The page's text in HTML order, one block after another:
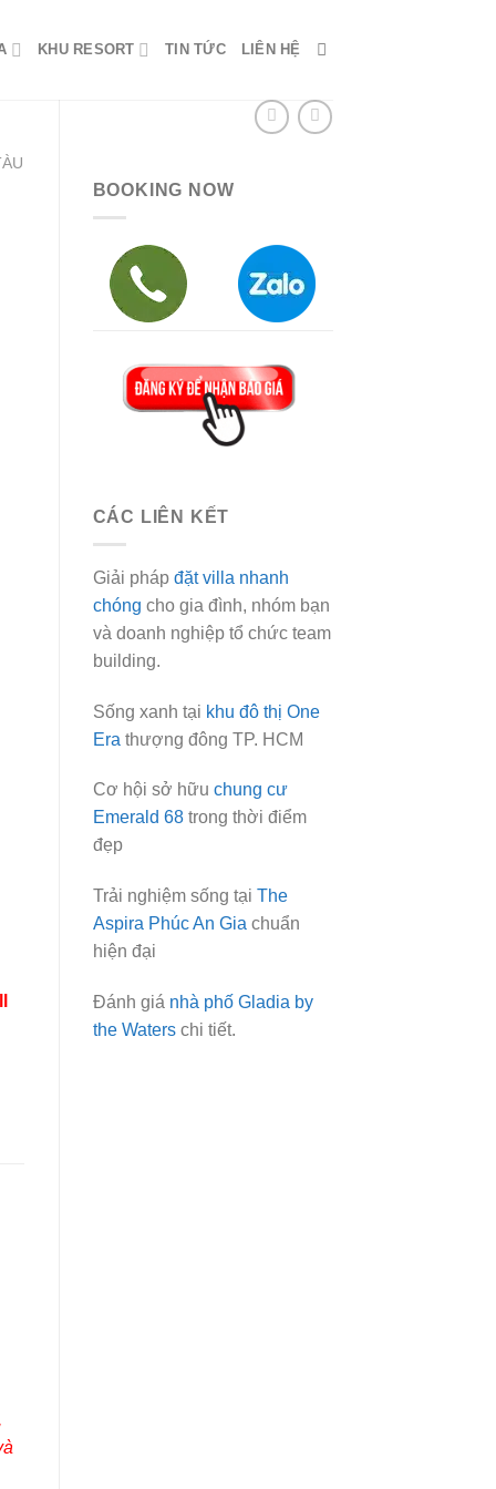
KHU RESORT TIN TỨC LIÊN HỆ
BOOKING NOW
CÁC LIÊN KẾT
Giải pháp đặt villa nhanh
chóng cho gia đình, nhóm bạn
và doanh nghiệp tổ chức team
building.
Sống xanh tại khu đô thị One
Era thượng đông TP. HCM
Cơ hội sở hữu chung cư
Emerald 68trong thời điểm
đẹp
Trải nghiệm sống tại The
Aspira Phúc An Gia chuẩn
hiện đại
Đánh giá nhà phố Gladia by
the Waterschi tiết.